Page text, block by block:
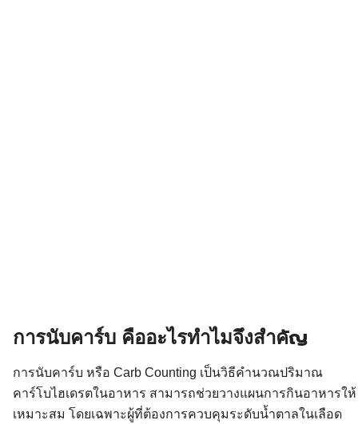
การนับคาร์บ คืออะไรทำไมจึงสำคัญ
การนับคาร์บ หรือ Carb Counting เป็นวิธีคำนวณปริมาณ
คาร์โบไฮเดรตในอาหาร สามารถช่วยวางแผนการกินอาหารให้
เหมาะสม โดยเฉพาะผู้ที่ต้องการควบคุมระดับน้ำตาลในเลือด